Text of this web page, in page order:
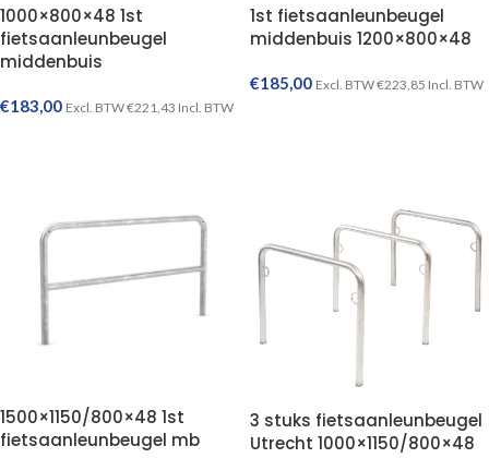
1000×800×48 1st
fietsaanleunbeugel
middenbuis
€183,00 Excl. BTW€221,43 Incl. BTW
1st fietsaanleunbeugel
middenbuis 1200×800×48
€185,00 Excl. BTW€223,85 Incl. BTW
1500×1150/800×48 1st
fietsaanleunbeugel mb
3 stuks fietsaanleunbeugel
Utrecht 1000×1150/800×48